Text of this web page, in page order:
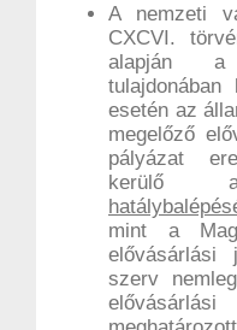
A nemzeti
CXCVI.
alapján a
esetén az
megelőző
pályázat
kerülő
mint a
elővásárlási
szerv